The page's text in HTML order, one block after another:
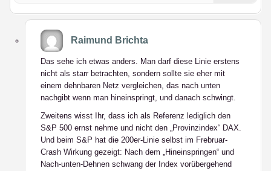
Raimund Brichta
Das sehe ich etwas anders. Man darf diese Linie erstens
nicht als starr betrachten, sondern sollte sie eher mit
einem dehnbaren Netz vergleichen, das nach unten
nachgibt wenn man hineinspringt, und danach schwingt.
Zweitens wisst Ihr, dass ich als Referenz lediglich den
S&P 500 ernst nehme und nicht den „Provinzindex“ DAX.
Und beim S&P hat die 200er-Linie selbst im Frebruar-
Crash Wirkung gezeigt: Nach dem „Hineinspringen“ und
Nach-unten-Dehnen schwang der Index vorübergehend